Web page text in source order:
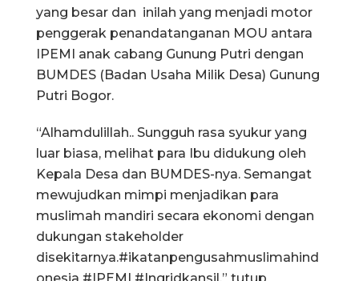
yang besar dan inilah yang menjadi motor
penggerak penandatanganan MOU antara
IPEMI anak cabang Gunung Putri dengan
BUMDES (Badan Usaha Milik Desa) Gunung
Putri Bogor.
“Alhamdulillah.. Sungguh rasa syukur yang
luar biasa, melihat para Ibu didukung oleh
Kepala Desa dan BUMDES-nya. Semangat
mewujudkan mimpi menjadikan para
muslimah mandiri secara ekonomi dengan
dukungan stakeholder
disekitarnya.#ikatanpengusahmuslimahind
onesia #IPEMI #Ingridkansil,” tutup